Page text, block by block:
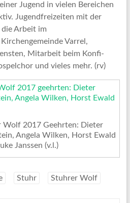
Jugend in vielen Bereichen
Jugendfreizeiten mit der
die Arbeit im
Varrel,
Mitarbeit beim Konfi-
und vieles mehr. (rv)
Wolf 2017 Geehrten: Dieter
Angela Wilken, Horst Ewald
Janssen (v.l.)
Stuhr Stuhrer Wolf